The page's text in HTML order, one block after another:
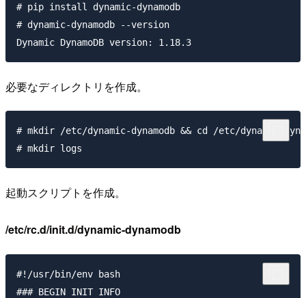
# pip install dynamic-dynamodb
# dynamic-dynamodb --version
必要なディレクトリを作成。
# mkdir /etc/dynamic-dynamodb && cd /etc/dynamic-
起動スクリプトを作成。
/etc/rc.d/init.d/dynamic-dynamodb
#!/usr/bin/env bash
### BEGIN INIT INFO